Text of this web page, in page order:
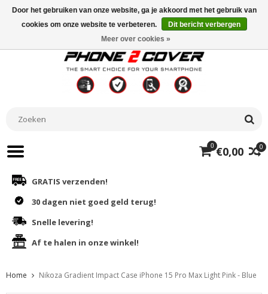
0
0 €0,00
GRATIS verzenden!
30 dagen niet goed geld terug!
Snelle levering!
Af te halen in onze winkel!
Home Nikoza Gradient Impact Case iPhone 15 Pro Max Light Pink - Blue
Door het gebruiken van onze website, ga je akkoord met het gebruik van
cookies om onze website te verbeteren.
Dit bericht verbergen
Meer over cookies »